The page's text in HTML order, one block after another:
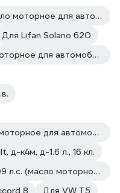
Для Skoda Octavia, д-1.6 л. (масло моторное для автомобилей)
Для Lifan Solano 620
Для Volvo, дизельные (масло моторное для автомобилей)
Для Ford Focus, д-1.4 л. (масло моторное для автомобилей)
д-к4м, д-1.6 л., 16 кл.
Для Chevrolet Cruze, д-1.6 л., 109 л.с. (масло моторное для автомобилей)
8
Для VW Т5